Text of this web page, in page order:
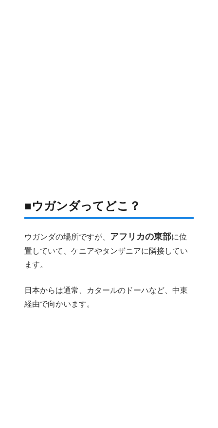
■ウガンダってどこ？
ウガンダの場所ですが、 アフリカの東部に位
置していて、ケニアやタンザニアに隣接してい
ます。
日本からは通常、カタールのドーハなど、中東
経由で向かいます。